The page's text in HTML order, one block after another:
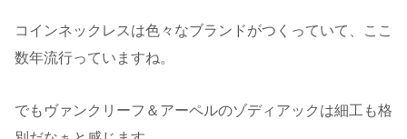
コインネックレスは色々なブランドがつくっていて、ここ
数年流行っていますね。
でもヴァンクリーフ＆アーペルのゾディアックは細工も格